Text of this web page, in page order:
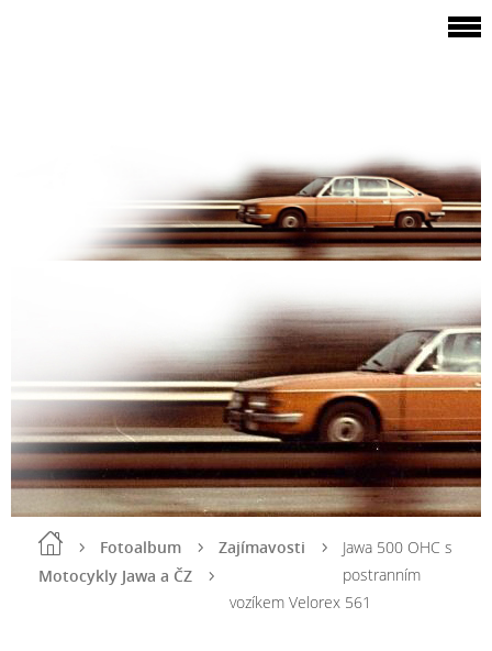
Fotoalbum
Zajímavosti
Motocykly Jawa a ČZ
Jawa 500 OHC s
postranním
vozíkem Velorex 561